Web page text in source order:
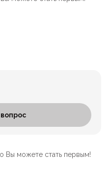
Вы можете стать первым!